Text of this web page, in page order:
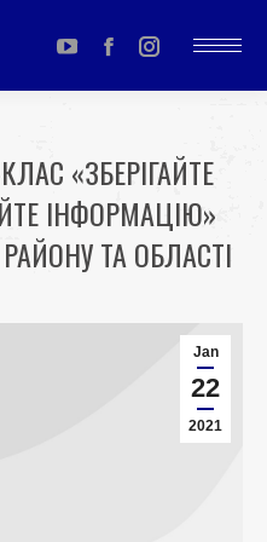
YouTube
page
in
new
window
Facebook
page
in
new
window
Instagram
page
in
new
window
«ЗБЕРІГАЙТЕ
ІНФОРМАЦІЮ»
ТА ОБЛАСТІ
Jan
22
2021